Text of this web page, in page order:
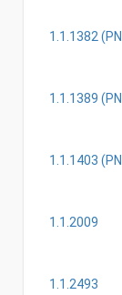
1.1.1382
1.1.1389
1.1.1403
1.1.2009
1.1.2493